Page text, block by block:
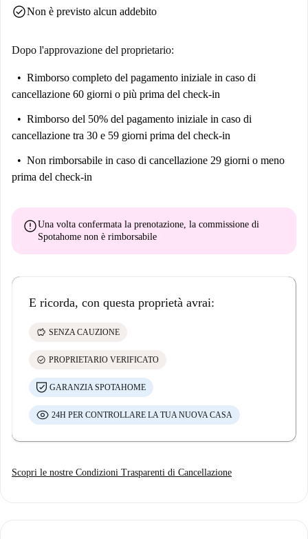
check_circleNon è previsto alcun addebito
Dopo l'approvazione del proprietario:
Rimborso completo del pagamento iniziale in caso di
cancellazione 60 giorni o più prima del check-in
Rimborso del 50% del pagamento iniziale in caso di
cancellazione tra 30 e 59 giorni prima del check-in
Non rimborsabile in caso di cancellazione 29 giorni o meno
prima del check-in
errorUna volta confermata la prenotazione, la commissione di
Spotahome non è rimborsabile
E ricorda, con questa proprietà avrai:
savings SENZA CAUZIONE
check_circle PROPRIETARIO VERIFICATO
GARANZIA SPOTAHOME
24H PER CONTROLLARE LA TUA NUOVA CASA
Scopri le nostre Condizioni Trasparenti di Cancellazione